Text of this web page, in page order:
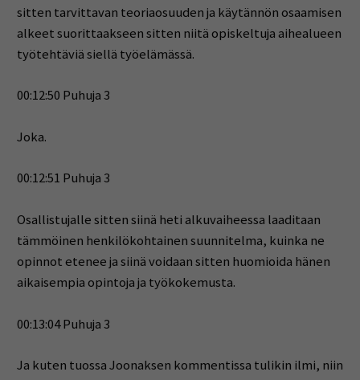
sitten tarvittavan teoriaosuuden ja käytännön osaamisen
alkeet suorittaakseen sitten niitä opiskeltuja aihealueen
työtehtäviä siellä työelämässä.
00:12:50 Puhuja 3
Joka.
00:12:51 Puhuja 3
Osallistujalle sitten siinä heti alkuvaiheessa laaditaan
tämmöinen henkilökohtainen suunnitelma, kuinka ne
opinnot etenee ja siinä voidaan sitten huomioida hänen
aikaisempia opintoja ja työkokemusta.
00:13:04 Puhuja 3
Ja kuten tuossa Joonaksen kommentissa tulikin ilmi, niin